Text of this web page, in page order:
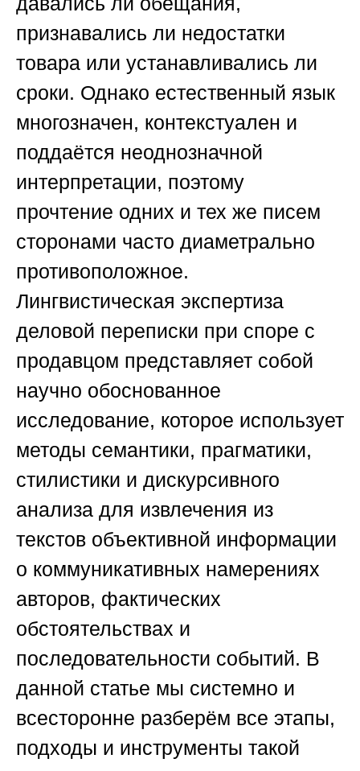
признавались ли недостатки
товара или устанавливались ли
сроки. Однако естественный язык
многозначен, контекстуален и
поддаётся неоднозначной
интерпретации, поэтому
прочтение одних и тех же писем
сторонами часто диаметрально
противоположное.
Лингвистическая экспертиза
деловой переписки при споре с
продавцом представляет собой
научно обоснованное
исследование, которое использует
методы семантики, прагматики,
стилистики и дискурсивного
анализа для извлечения из
текстов объективной информации
о коммуникативных намерениях
авторов, фактических
обстоятельствах и
последовательности событий. В
данной статье мы системно и
всесторонне разберём все этапы,
подходы и инструменты такой